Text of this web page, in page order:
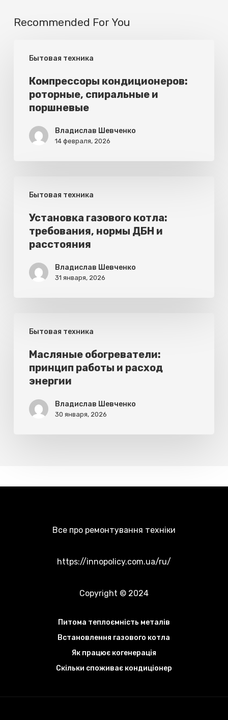
Recommended For You
Бытовая техника
кондиционеров:
роторные,
спиральные
поршневые
Компрессоры кондиционеров:
роторные, спиральные и
поршневые
Владислав Шевченко
14 февраля, 2026
Бытовая техника
газового
котла:
требования,
нормы
расстояния
Установка газового котла:
требования, нормы ДБН и
расстояния
Владислав Шевченко
31 января, 2026
Бытовая техника
обогреватели:
принцип
работы
расход
энергии
Масляные обогреватели:
принцип работы и расход
энергии
Владислав Шевченко
30 января, 2026
Все про ремонтування техніки
https://innopolicy.com.ua/ru/
Copyright © 2024
Питома теплоємність металів
Встановлення газового котла
Як працює когенерація
Скільки споживає кондиціонер